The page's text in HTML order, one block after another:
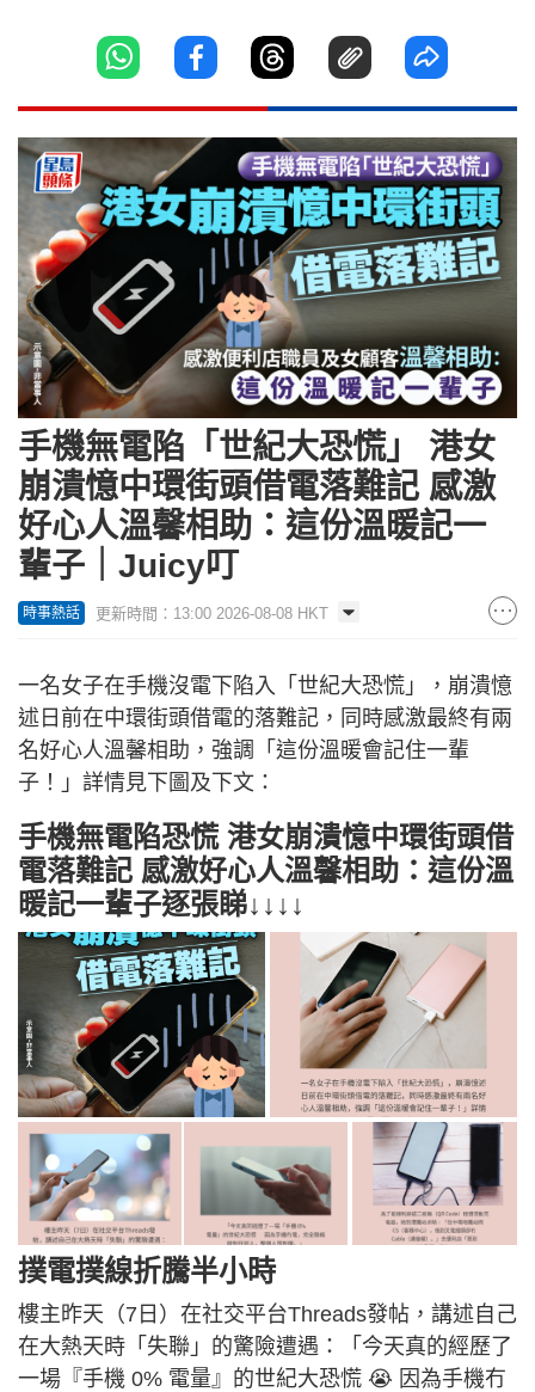
手機無電陷「世紀大恐慌」 港女
崩潰憶中環街頭借電落難記 感激
好心人溫馨相助：這份溫暖記一
輩子｜Juicy叮
時事熱話 更新時間：13:00 2026-08-08 HKT
一名女子在手機沒電下陷入「世紀大恐慌」，崩潰憶
述日前在中環街頭借電的落難記，同時感激最終有兩
名好心人溫馨相助，強調「這份溫暖會記住一輩
子！」詳情見下圖及下文：
手機無電陷恐慌 港女崩潰憶中環街頭借
電落難記 感激好心人溫馨相助：這份溫
暖記一輩子逐張睇↓↓↓↓
撲電撲線折騰半小時
樓主昨天（7日）在社交平台Threads發帖，講述自己
在大熱天時「失聯」的驚險遭遇：「今天真的經歷了
一場『手機 0% 電量』的世紀大恐慌 😭 因為手機冇